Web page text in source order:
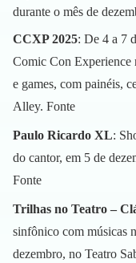
durante o mês de
CCXP 2025: De 4 a 7
Comic Con Experience
e games, com painéis,
Alley. Fonte
Paulo Ricardo XL:
do cantor, em 5 de
Fonte
Trilhas no Teatro –
sinfônico com músicas
dezembro, no Teatro